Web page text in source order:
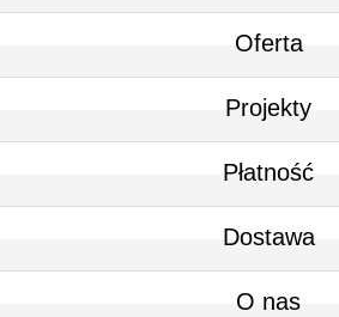
Oferta
Projekty
Płatność
Dostawa
O nas